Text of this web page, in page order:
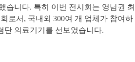
습니다. 특히 이번 전시회는 영남권 최
로서, 국내외 300여 개 업체가 참여하
단 의료기기를 선보였습니다.